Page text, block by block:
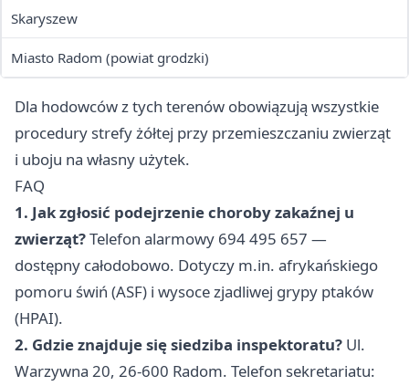
Skaryszew
Miasto Radom (powiat grodzki)
Dla hodowców z tych terenów obowiązują wszystkie
procedury strefy żółtej przy przemieszczaniu zwierząt
i uboju na własny użytek.
FAQ
1. Jak zgłosić podejrzenie choroby zakaźnej u
zwierząt?Telefon alarmowy 694 495 657 —
dostępny całodobowo. Dotyczy m.in. afrykańskiego
pomoru świń (ASF) i wysoce zjadliwej grypy ptaków
(HPAI).
2. Gdzie znajduje się siedziba inspektoratu? Ul.
Warzywna 20, 26-600 Radom. Telefon sekretariatu: